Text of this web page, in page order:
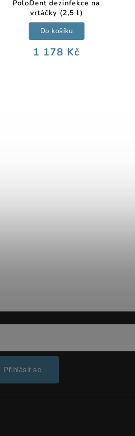
PoloDent dezinfekce na
vrtáčky (2,5 l)
1 178 Kč
Do košíku
Přihlásit se